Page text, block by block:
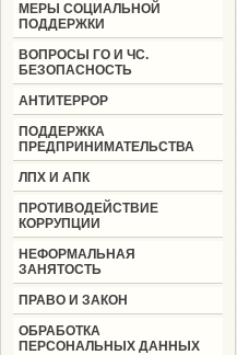
МЕРЫ СОЦИАЛЬНОЙ
ПОДДЕРЖКИ
ВОПРОСЫ ГО И ЧС.
БЕЗОПАСНОСТЬ
АНТИТЕРРОР
ПОДДЕРЖКА
ПРЕДПРИНИМАТЕЛЬСТВА
ЛПХ И АПК
ПРОТИВОДЕЙСТВИЕ
КОРРУПЦИИ
НЕФОРМАЛЬНАЯ
ЗАНЯТОСТЬ
ПРАВО И ЗАКОН
ОБРАБОТКА
ПЕРСОНАЛЬНЫХ ДАННЫХ